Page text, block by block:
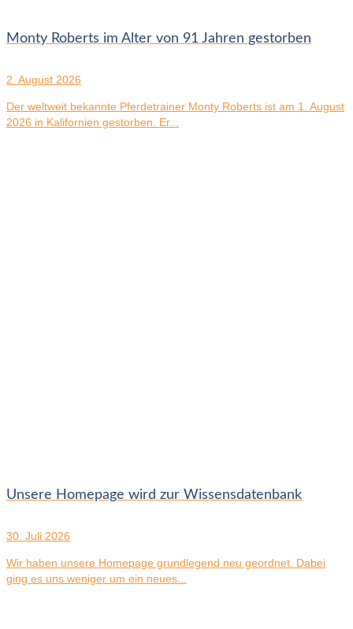
Monty Roberts im Alter von 91 Jahren gestorben
2. August 2026
Der weltweit bekannte Pferdetrainer Monty Roberts ist am 1. August
2026 in Kalifornien gestorben. Er...
Unsere Homepage wird zur Wissensdatenbank
30. Juli 2026
Wir haben unsere Homepage grundlegend neu geordnet. Dabei
ging es uns weniger um ein neues...